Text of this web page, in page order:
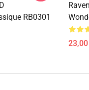
RB0301